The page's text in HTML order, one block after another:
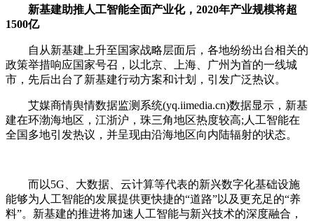
新基建助推人工智能全面产业化，2020年产业规模将超
1500亿
自从新基建上升至国家战略层面后，各地纷纷出台相关的
政策举措响应国家号召，以北京、上海、广州为首的一线城
市，先后出台了新基建行动方案和计划，引发广泛热议。
艾媒商情舆情数据监测系统(yq.iimedia.cn)数据显示，新基
建在环渤海地区，江浙沪，珠三角地区热度较高;人工智能在
全国多地引发热议，并呈现由沿海地区向内陆辐射的状态。
而以5G、大数据、云计算等代表的新兴数字化基础设施
能够为人工智能的发展提供更快捷的“道路”以及更充足的“养
料”。新基建的推进将加速人工智能与新兴技术的深度融合，